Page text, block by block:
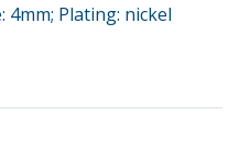
4mm; Plating: nickel